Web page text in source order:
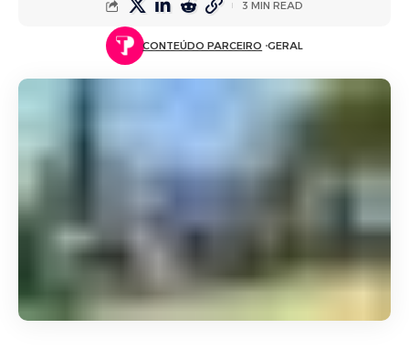
CONTEÚDO PARCEIRO GERAL
3 MIN READ